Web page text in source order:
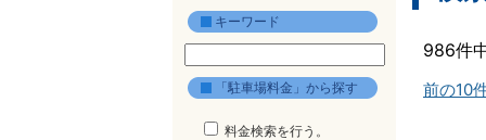
キーワード
「駐車場料金」から探す
料金検索を行う。
986件
前の10